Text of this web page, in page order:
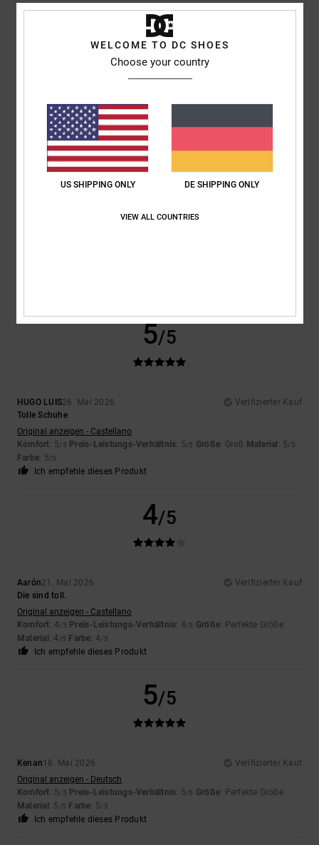
Tolles Design und hervorragende Passform
: 5/5 Farbe: 5/5
Ich empfehle dieses Produkt
3 /5
5/5
HUGO LUIS26. Mai 2026
Verifizierter Kauf
Tolle Schuhe
Original anzeigen - Castellano
Komfort: 5/5 Preis-Leistungs-Verhältnis: 5/5 Größe: Groß Material : 5/5
Farbe: 5/5
Ich empfehle dieses Produkt
4/5
Aarón21. Mai 2026
Verifizierter Kauf
Die sind toll.
Original anzeigen - Castellano
Komfort: 4/5 Preis-Leistungs-Verhältnis: 4/5 Größe: Perfekte Größe
Material: 4 /5 Farbe: 4/5
Ich empfehle dieses Produkt
5/5
Kenan18. Mai 2026
Verifizierter Kauf
Original anzeigen - Deutsch
Komfort: 5/5 Preis-Leistungs-Verhältnis: 5/5 Größe: Perfekte Größe
Material: 5 /5 Farbe: 5/5
Ich empfehle dieses Produkt
WELCOME TO DC SHOES
Choose your country
US SHIPPING ONLY DE SHIPPING ONLY
VIEW ALL COUNTRIES